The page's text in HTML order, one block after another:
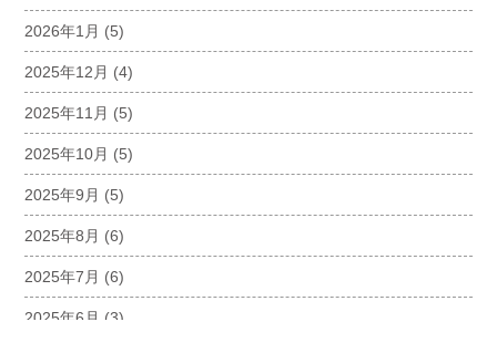
2026年1月 (5)
2025年12月 (4)
2025年11月 (5)
2025年10月 (5)
2025年9月 (5)
2025年8月 (6)
2025年7月 (6)
2025年6月 (3)